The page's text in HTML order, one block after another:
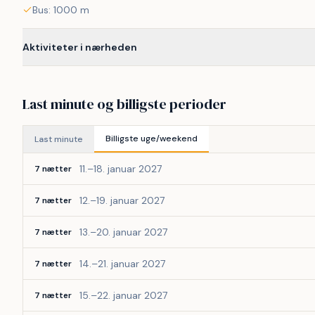
Bus: 1000 m
Aktiviteter i nærheden
Last minute og billigste perioder
Last minute Billigste uge/weekend
7 nætter 11.–18. januar 2027
7 nætter 12.–19. januar 2027
7 nætter 13.–20. januar 2027
7 nætter 14.–21. januar 2027
7 nætter 15.–22. januar 2027